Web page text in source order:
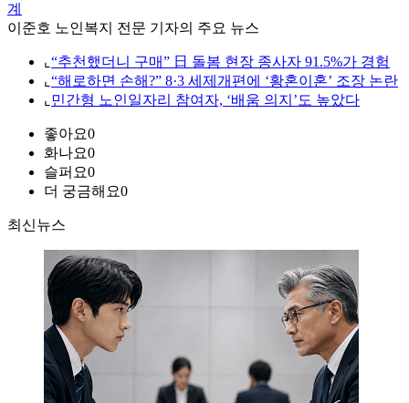
계
이준호 노인복지 전문 기자의 주요 뉴스
⌞ “추천했더니 구매” 日 돌봄 현장 종사자 91.5%가 경험
⌞ “해로하면 손해?” 8·3 세제개편에 ‘황혼이혼’ 조장 논란
⌞ 민간형 노인일자리 참여자, ‘배움 의지’도 높았다
좋아요0
화나요0
슬퍼요0
더 궁금해요0
최신뉴스